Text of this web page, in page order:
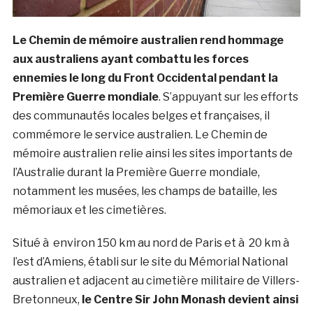
Le Chemin de mémoire australien rend hommage
aux australiens ayant combattu les forces
ennemies le long du Front Occidental pendant la
Première Guerre mondiale. S’appuyant sur les efforts
des communautés locales belges et françaises, il
commémore le service australien. Le Chemin de
mémoire australien relie ainsi les sites importants de
l’Australie durant la Première Guerre mondiale,
notamment les musées, les champs de bataille, les
mémoriaux et les cimetières.
Situé à environ 150 km au nord de Paris et à 20 km à
l’est d’Amiens, établi sur le site du Mémorial National
australien et adjacent au cimetière militaire de Villers-
Bretonneux, le Centre Sir John Monash devient ainsi